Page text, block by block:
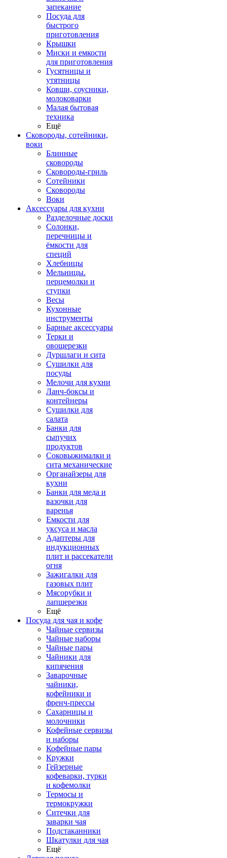
запекание
Посуда для
быстрого
приготовления
Крышки
Миски и емкости
для приготовления
Гусятницы и
утятницы
Ковши, соусники,
молоковарки
Малая бытовая
техника
Ещё
Сковороды, сотейники,
воки
Блинные
сковороды
Сковороды-гриль
Сотейники
Сковороды
Воки
Аксессуары для кухни
Разделочные доски
Солонки,
перечницы и
ёмкости для
специй
Хлебницы
Мельницы.
перцемолки и
ступки
Весы
Кухонные
инструменты
Барные аксессуары
Терки и
овощерезки
Дуршлаги и сита
Сушилки для
посуды
Мелочи для кухни
Ланч-боксы и
контейнеры
Сушилки для
салата
Банки для
сыпучих
продуктов
Соковыжималки и
сита механические
Органайзеры для
кухни
Банки для меда и
вазочки для
варенья
Емкости для
уксуса и масла
Адаптеры для
индукционных
плит и рассекатели
огня
Зажигалки для
газовых плит
Мясорубки и
лапшерезки
Ещё
Посуда для чая и кофе
Чайные сервизы
Чайные наборы
Чайные пары
Чайники для
кипячения
Заварочные
чайники,
кофейники и
френч-прессы
Сахарницы и
молочники
Кофейные сервизы
и наборы
Кофейные пары
Кружки
Гейзерные
кофеварки, турки
и кофемолки
Термосы и
термокружки
Ситечки для
заварки чая
Подстаканники
Шкатулки для чая
Ещё